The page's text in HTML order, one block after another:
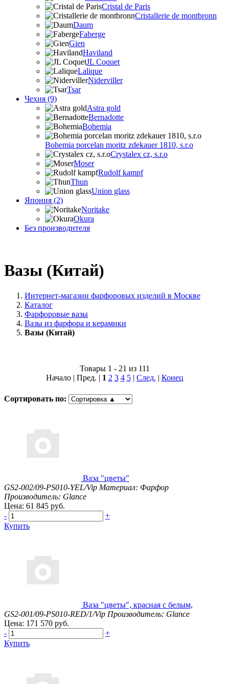
Cristal de Paris
Cristallerie de montbronn
Daum
Faberge
Gien
Haviland
JL Coquet
Lalique
Niderviller
Tsar
Чехия (9)
Astra gold
Bernadotte
Bohemia
Bohemia porcelan moritz zdekauer 1810, s.r.o
Crystalex cz, s.r.o
Moser
Rudolf kampf
Thun
Union glass
Япония (2)
Noritake
Okura
Без производителя
Вазы (Китай)
Интернет-магазин фарфоровых изделий в Москве
Каталог
Фарфоровые вазы
Вазы из фарфора и керамики
Вазы (Китай)
Товары 1 - 21 из 111
Начало | Пред. | 1 2 3 4 5| След. | Конец
Сортировать по:
Ваза "цветы"
GS2-002/09-PS010-YEL/Vip Материал: Фарфор
Производитель: Glance
Цена: 61 845 руб.
-
+
Купить
Ваза "цветы", красная с белым,
GS2-001/09-PS010-RED/1/Vip Производитель: Glance
Цена: 171 570 руб.
-
+
Купить